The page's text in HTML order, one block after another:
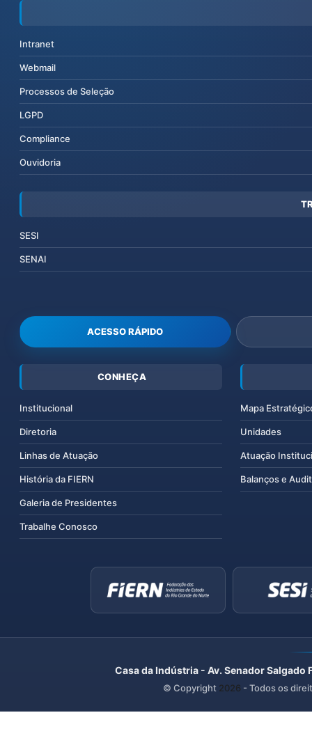
Intranet
Webmail
Processos de Seleção
LGPD
Compliance
Ouvidoria
SESI
SENAI
ACESSO RÁPIDO
CONHEÇA
Institucional
Diretoria
Linhas de Atuação
História da FIERN
Galeria de Presidentes
Trabalhe Conosco
Mapa
Unidades
Atuação
Balanços e
Casa da Indústria - Av. Senador
© Copyright 2026 - Todos os